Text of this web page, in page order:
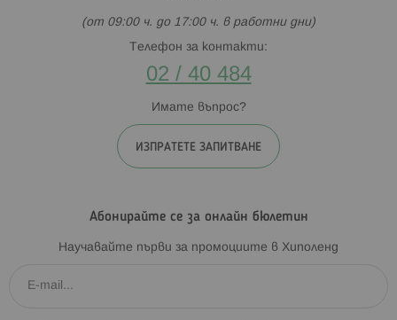
(от 09:00 ч. до 17:00 ч. в работни дни)
Телефон за контакти:
02 / 40 484
Имате въпрос?
ИЗПРАТЕТЕ ЗАПИТВАНЕ
Абонирайте се за онлайн бюлетин
Научавайте първи за промоциите в Хиполенд